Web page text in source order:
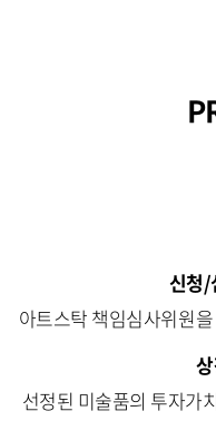
신청/
아트스탁 책임심사위원
선정된 미술품의 투자가